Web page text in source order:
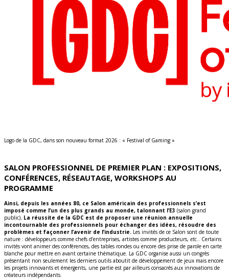
Logo de la GDC, dans son nouveau format 2026 : « Festival of Gaming »
SALON PROFESSIONNEL DE PREMIER PLAN : EXPOSITIONS,
CONFÉRENCES, RÉSEAUTAGE, WORKSHOPS AU
PROGRAMME
Ainsi, depuis les années 80, ce Salon américain des professionnels s’est
imposé comme l’un des plus grands au monde, talonnant l’E3 (salon grand
public). La réussite de la GDC est de proposer une réunion annuelle
incontournable des professionnels pour échanger des idées, résoudre des
problèmes et façonner l’avenir de l’industrie. Les invités de ce Salon sont de toute
nature : développeurs comme chefs d’entreprises, artistes comme producteurs, etc.
. Certains
invités vont animer des conférences, des tables rondes ou encore des prise de parole en carte
blanche pour mettre en avant certaine thématique. La GDC organise aussi un congrès
présentant non seulement les derniers outils aboutit de développement de jeux mais encore
les projets innovants et émergents, une partie est par ailleurs consacrés aux innovations de
créateurs indépendants.